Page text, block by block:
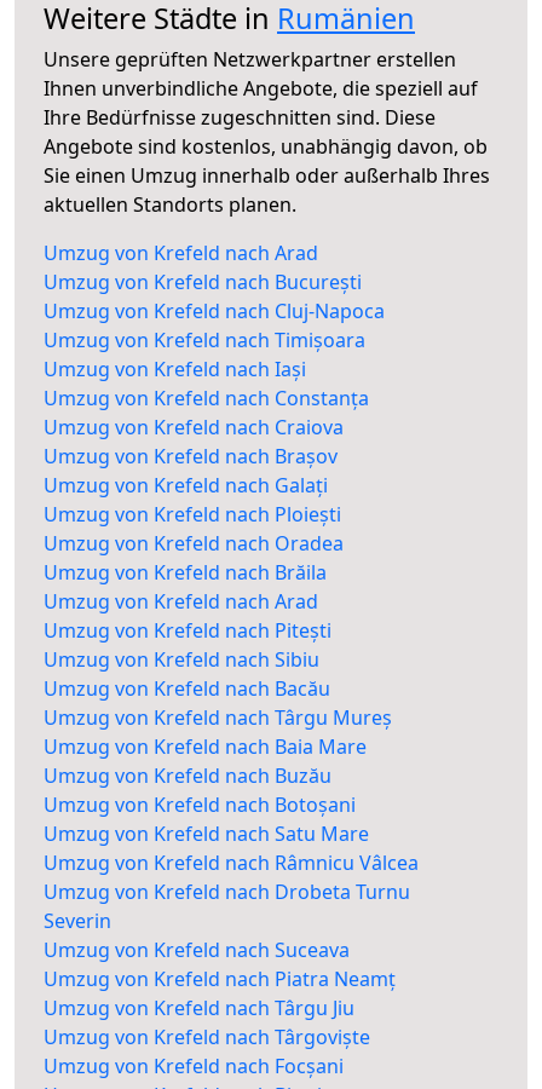
Weitere Städte in Rumänien
Unsere geprüften Netzwerkpartner erstellen
Ihnen unverbindliche Angebote, die speziell auf
Ihre Bedürfnisse zugeschnitten sind. Diese
Angebote sind kostenlos, unabhängig davon, ob
Sie einen Umzug innerhalb oder außerhalb Ihres
aktuellen Standorts planen.
Umzug von Krefeld nach Arad
Umzug von Krefeld nach București
Umzug von Krefeld nach Cluj-Napoca
Umzug von Krefeld nach Timișoara
Umzug von Krefeld nach Iași
Umzug von Krefeld nach Constanța
Umzug von Krefeld nach Craiova
Umzug von Krefeld nach Brașov
Umzug von Krefeld nach Galați
Umzug von Krefeld nach Ploiești
Umzug von Krefeld nach Oradea
Umzug von Krefeld nach Brăila
Umzug von Krefeld nach Arad
Umzug von Krefeld nach Pitești
Umzug von Krefeld nach Sibiu
Umzug von Krefeld nach Bacău
Umzug von Krefeld nach Târgu Mureș
Umzug von Krefeld nach Baia Mare
Umzug von Krefeld nach Buzău
Umzug von Krefeld nach Botoșani
Umzug von Krefeld nach Satu Mare
Umzug von Krefeld nach Râmnicu Vâlcea
Umzug von Krefeld nach Drobeta Turnu
Severin
Umzug von Krefeld nach Suceava
Umzug von Krefeld nach Piatra Neamț
Umzug von Krefeld nach Târgu Jiu
Umzug von Krefeld nach Târgoviște
Umzug von Krefeld nach Focșani